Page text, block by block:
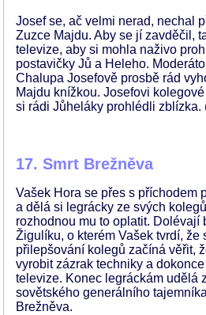
Josef se, ač velmi nerad, nechal
Zuzce Majdu. Aby se jí zavděčil,
televize, aby si mohla naživo
postavičky Jů a Heleho.
Chalupa Josefově prosbě rád
Majdu knížkou. Josefovi
si rádi Jůheláky prohlédli zblízka.
17. Smrt Brežněva
Vašek Hora se přes s příchodem
a dělá si legrácky ze svých
rozhodnou mu to oplatit. Dolévají
Žigulíku, o kterém Vašek tvrdí, že
přilepšování kolegů začíná věřit,
vyrobit zázrak techniky a
televize. Konec legráckám udělá
sovětského generálního
Brežněva.